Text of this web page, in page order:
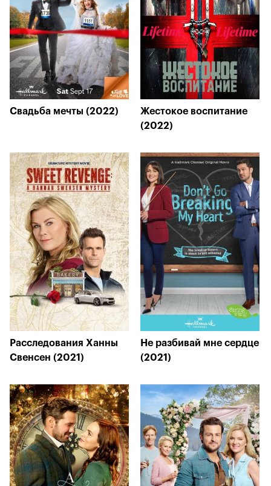
Свадьба мечты (2022)
Жестокое воспитание
(2022)
Расследования Ханны
Свенсен (2021)
Не разбивай мне сердце
(2021)